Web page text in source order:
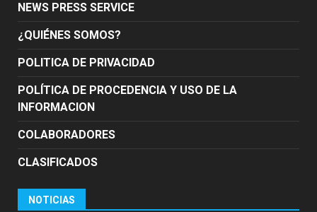
NEWS PRESS SERVICE
¿QUIÉNES SOMOS?
POLITICA DE PRIVACIDAD
POLÍTICA DE PROCEDENCIA Y USO DE LA
INFORMACION
COLABORADORES
CLASIFICADOS
NOTICIAS